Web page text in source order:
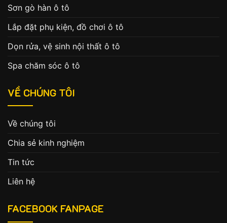
Sơn gò hàn ô tô
Lắp đặt phụ kiện, đồ chơi ô tô
Dọn rửa, vệ sinh nội thất ô tô
Spa chăm sóc ô tô
VỀ CHÚNG TÔI
Về chúng tôi
Chia sẻ kinh nghiệm
Tin tức
Liên hệ
FACEBOOK FANPAGE